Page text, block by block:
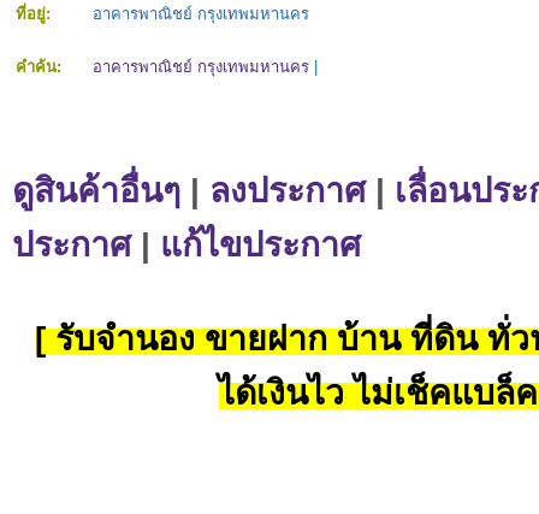
ที่อยู่:
อาคารพาณิชย์ กรุงเทพมหานคร
คำค้น: อาคารพาณิชย์ กรุงเทพมหานคร
ดูสินค้าอื่นๆ | ลงประกาศ| เลื่อนปร
ประกาศ| แก้ไขประกาศ
[ รับจำนอง ขายฝาก บ้าน ที่ดิน ทั่ว
ได้เงินไว ไม่เช็คแบล็